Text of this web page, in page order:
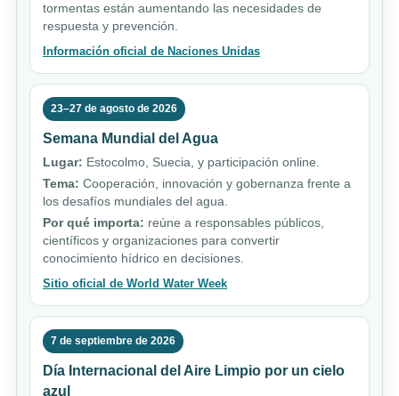
tormentas están aumentando las necesidades de
respuesta y prevención.
Información oficial de Naciones Unidas
23–27 de agosto de 2026
Semana Mundial del Agua
Lugar: Estocolmo, Suecia, y participación online.
Tema: Cooperación, innovación y gobernanza frente a
los desafíos mundiales del agua.
Por qué importa: reúne a responsables públicos,
científicos y organizaciones para convertir
conocimiento hídrico en decisiones.
Sitio oficial de World Water Week
7 de septiembre de 2026
Día Internacional del Aire Limpio por un cielo
azul